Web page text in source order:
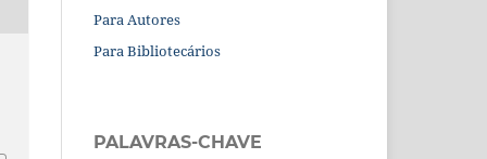
Para Autores
Para Bibliotecários
PALAVRAS-CHAVE